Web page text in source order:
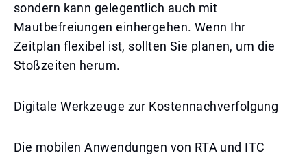
sondern kann gelegentlich auch mit
Mautbefreiungen einhergehen. Wenn Ihr
Zeitplan flexibel ist, sollten Sie planen, um die
Stoßzeiten herum.
Digitale Werkzeuge zur Kostennachverfolgung
Die mobilen Anwendungen von RTA und ITC